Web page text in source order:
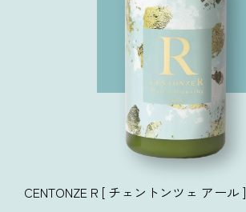
CENTONZE R [ チェントンツェ アール ]